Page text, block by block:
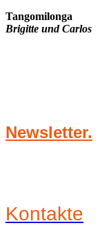
Tangomilonga
Brigitte und Carlos
Newsletter.
Kontakte